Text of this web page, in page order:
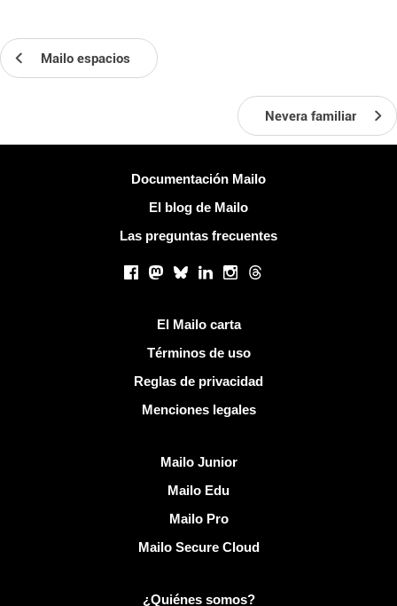
Mailo espacios
Nevera familiar
Documentación Mailo
El blog de Mailo
Las preguntas frecuentes
Facebook
Mastodon
BlueskyLinkedInInstagram
Threads
El Mailo carta
Términos de uso
Reglas de privacidad
Menciones legales
Mailo Junior
Mailo Edu
Mailo Pro
Mailo Secure Cloud
Más información sobre Mailo¿Quiénes somos?